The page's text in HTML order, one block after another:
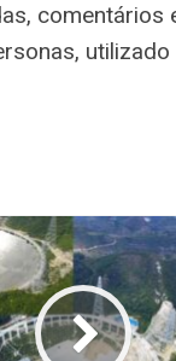
comentários
utilizado